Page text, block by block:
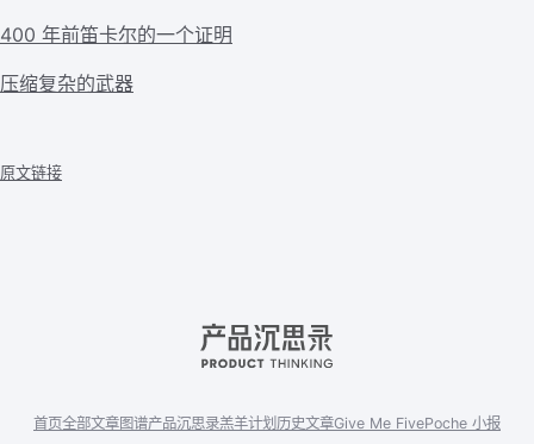
400 年前笛卡尔的一个证明
压缩复杂的武器
原文链接
首页全部文章图谱产品沉思录羔羊计划 历史文章Give Me FivePoche 小报